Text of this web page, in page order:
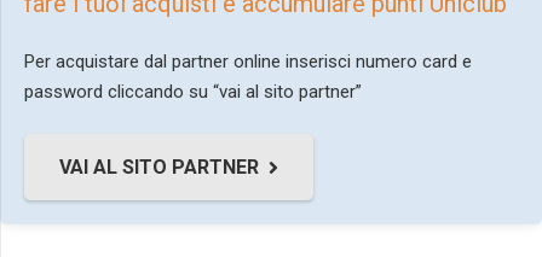
Per acquistare dal partner online inserisci numero card e
password cliccando su “vai al sito partner”
VAI AL SITO PARTNER